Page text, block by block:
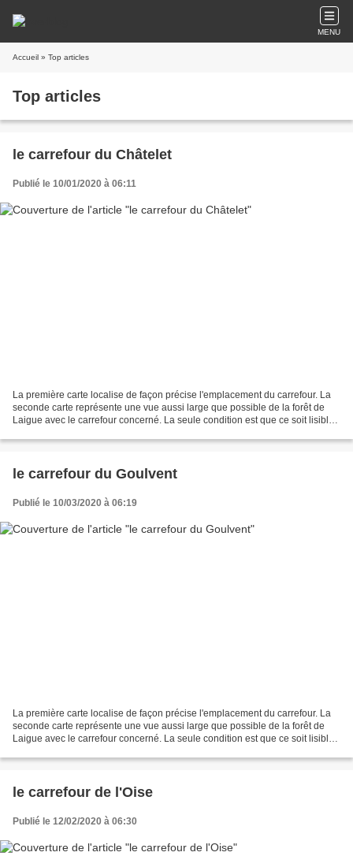
MENU
Accueil » Top articles
Top articles
le carrefour du Châtelet
Publié le 10/01/2020 à 06:11
La première carte localise de façon précise l'emplacement du carrefour. La
seconde carte représente une vue aussi large que possible de la forêt de
Laigue avec le carrefour concerné. La seule condition est que ce soit lisible.
le carrefour du Goulvent
Publié le 10/03/2020 à 06:19
La première carte localise de façon précise l'emplacement du carrefour. La
seconde carte représente une vue aussi large que possible de la forêt de
Laigue avec le carrefour concerné. La seule condition est que ce soit lisible.
le carrefour de l'Oise
Publié le 12/02/2020 à 06:30